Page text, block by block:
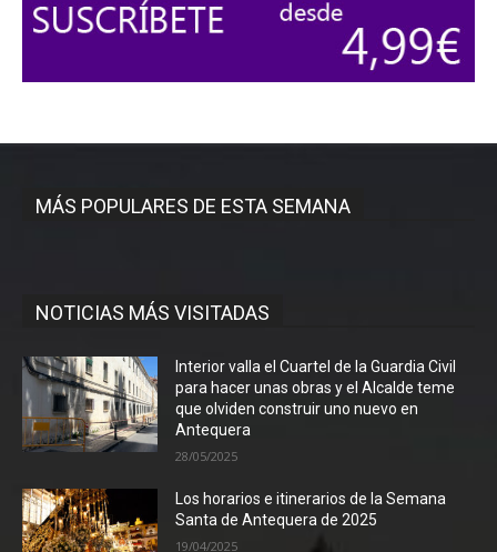
MÁS POPULARES DE ESTA SEMANA
NOTICIAS MÁS VISITADAS
Interior valla el Cuartel de la Guardia Civil
para hacer unas obras y el Alcalde teme
que olviden construir uno nuevo en
Antequera
28/05/2025
Los horarios e itinerarios de la Semana
Santa de Antequera de 2025
19/04/2025